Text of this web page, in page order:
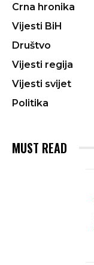
Crna hronika
Vijesti BiH
Društvo
Vijesti regija
Vijesti svijet
Politika
MUST READ